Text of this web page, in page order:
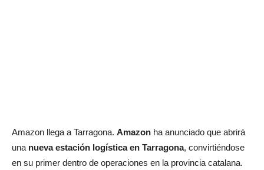
Amazon llega a Tarragona. Amazon ha anunciado que abrirá
una nueva estación logística en Tarragona, convirtiéndose
en su primer dentro de operaciones en la provincia catalana.